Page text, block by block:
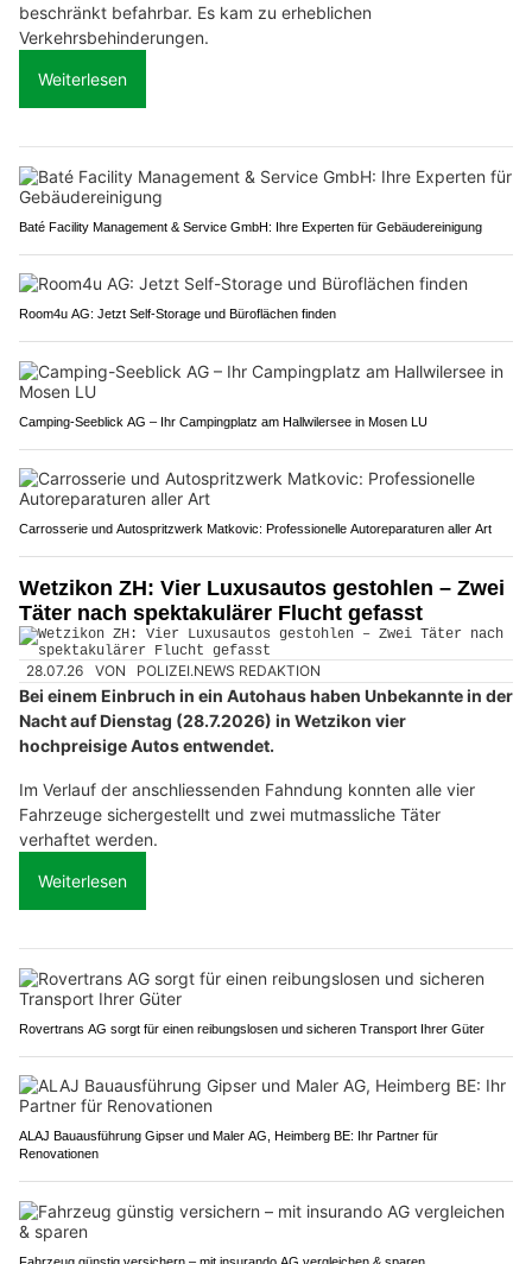
beschränkt befahrbar. Es kam zu erheblichen
Verkehrsbehinderungen.
Weiterlesen
Baté Facility Management & Service GmbH: Ihre Experten für Gebäudereinigung
Room4u AG: Jetzt Self-Storage und Büroflächen finden
Camping-Seeblick AG – Ihr Campingplatz am Hallwilersee in Mosen LU
Carrosserie und Autospritzwerk Matkovic: Professionelle Autoreparaturen aller Art
Wetzikon ZH: Vier Luxusautos gestohlen – Zwei
Täter nach spektakulärer Flucht gefasst
28.07.26 VON POLIZEI.NEWS REDAKTION
Bei einem Einbruch in ein Autohaus haben Unbekannte in der
Nacht auf Dienstag (28.7.2026) in Wetzikon vier
hochpreisige Autos entwendet.
Im Verlauf der anschliessenden Fahndung konnten alle vier
Fahrzeuge sichergestellt und zwei mutmassliche Täter
verhaftet werden.
Weiterlesen
Rovertrans AG sorgt für einen reibungslosen und sicheren Transport Ihrer Güter
ALAJ Bauausführung Gipser und Maler AG, Heimberg BE: Ihr Partner für
Renovationen